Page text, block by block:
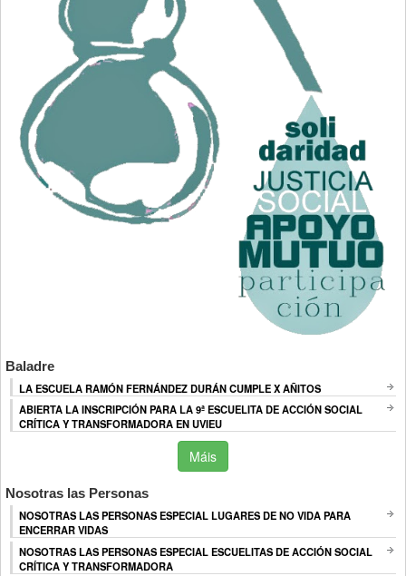
Baladre
LA ESCUELA RAMÓN FERNÁNDEZ DURÁN CUMPLE X AÑITOS
ABIERTA LA INSCRIPCIÓN PARA LA 9ª ESCUELITA DE ACCIÓN SOCIAL
CRÍTICA Y TRANSFORMADORA EN UVIEU
Máis
Nosotras las Personas
NOSOTRAS LAS PERSONAS ESPECIAL LUGARES DE NO VIDA PARA
ENCERRAR VIDAS
NOSOTRAS LAS PERSONAS ESPECIAL ESCUELITAS DE ACCIÓN SOCIAL
CRÍTICA Y TRANSFORMADORA